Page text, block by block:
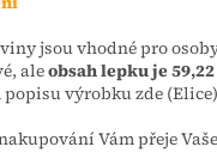
jsou vhodné pro
aleobsahlepku je
výrobku zde
Vám přeje